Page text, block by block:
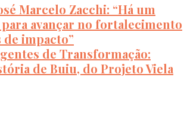
Marcelo Zacchi: “Há um
avançar no fortalecimento
impacto”
de Transformação:
de Buiu, do Projeto Viela